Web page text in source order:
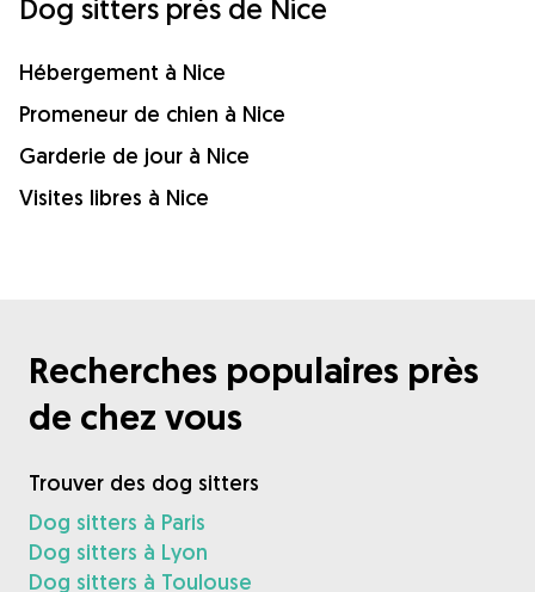
Dog sitters près de Nice
Hébergement à Nice
Promeneur de chien à Nice
Garderie de jour à Nice
Visites libres à Nice
Recherches populaires près
de chez vous
Trouver des dog sitters
Dog sitters à Paris
Dog sitters à Lyon
Dog sitters à Toulouse